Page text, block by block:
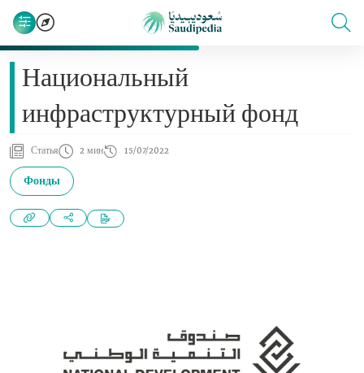
Национальный
инфраструктурный фонд
Статья 2 мин 15/07/2022
Фонды